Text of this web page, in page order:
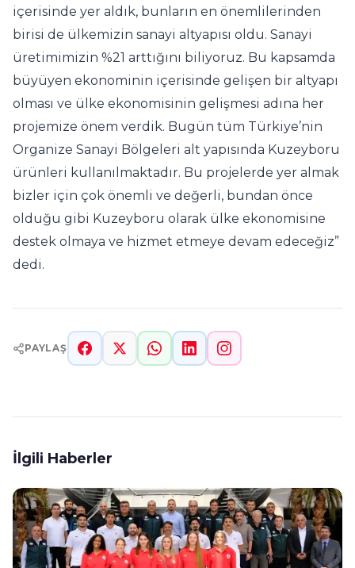
içerisinde yer aldık, bunların en önemlilerinden
birisi de ülkemizin sanayi altyapısı oldu. Sanayi
üretimimizin %21 arttığını biliyoruz. Bu kapsamda
büyüyen ekonominin içerisinde gelişen bir altyapı
olması ve ülke ekonomisinin gelişmesi adına her
projemize önem verdik. Bugün tüm Türkiye’nin
Organize Sanayi Bölgeleri alt yapısında Kuzeyboru
ürünleri kullanılmaktadır. Bu projelerde yer almak
bizler için çok önemli ve değerli, bundan önce
olduğu gibi Kuzeyboru olarak ülke ekonomisine
destek olmaya ve hizmet etmeye devam edeceğiz”
dedi.
PAYLAŞ
İlgili Haberler